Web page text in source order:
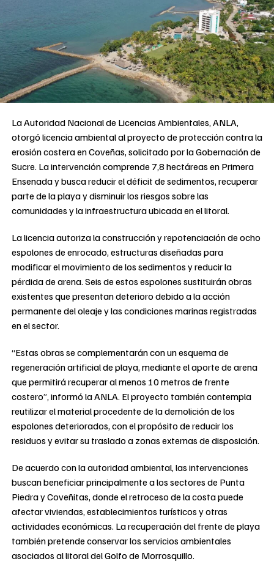
La Autoridad Nacional de Licencias Ambientales, ANLA,
otorgó licencia ambiental al proyecto de protección contra la
erosión costera en Coveñas, solicitado por la Gobernación de
Sucre. La intervención comprende 7,8 hectáreas en Primera
Ensenada y busca reducir el déficit de sedimentos, recuperar
parte de la playa y disminuir los riesgos sobre las
comunidades y la infraestructura ubicada en el litoral.
La licencia autoriza la construcción y repotenciación de ocho
espolones de enrocado, estructuras diseñadas para
modificar el movimiento de los sedimentos y reducir la
pérdida de arena. Seis de estos espolones sustituirán obras
existentes que presentan deterioro debido a la acción
permanente del oleaje y las condiciones marinas registradas
en el sector.
“Estas obras se complementarán con un esquema de
regeneración artificial de playa, mediante el aporte de arena
que permitirá recuperar al menos 10 metros de frente
costero”, informó la ANLA. El proyecto también contempla
reutilizar el material procedente de la demolición de los
espolones deteriorados, con el propósito de reducir los
residuos y evitar su traslado a zonas externas de disposición.
De acuerdo con la autoridad ambiental, las intervenciones
buscan beneficiar principalmente a los sectores de Punta
Piedra y Coveñitas, donde el retroceso de la costa puede
afectar viviendas, establecimientos turísticos y otras
actividades económicas. La recuperación del frente de playa
también pretende conservar los servicios ambientales
asociados al litoral del Golfo de Morrosquillo.